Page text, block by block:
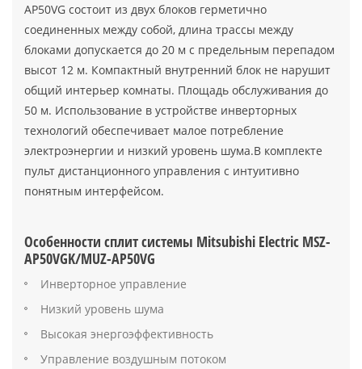
AP50VG состоит из двух блоков герметично
соединенных между собой, длина трассы между
блоками допускается до 20 м с предельным перепадом
высот 12 м. Компактный внутренний блок не нарушит
общий интерьер комнаты. Площадь обслуживания до
50 м. Использование в устройстве инверторных
технологий обеспечивает малое потребление
электроэнергии и низкий уровень шума.В комплекте
пульт дистанционного управления с интуитивно
понятным интерфейсом.
Особенности сплит системы Mitsubishi Electric MSZ-
AP50VGK/MUZ-AP50VG
Инверторное управление
Низкий уровень шума
Высокая энергоэффективность
Управление воздушным потоком